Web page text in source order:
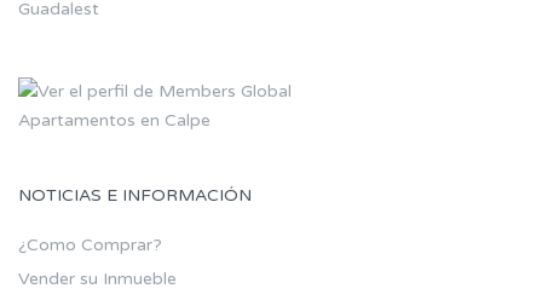
Guadalest
Apartamentos en Calpe
NOTICIAS E INFORMACIÓN
¿Como Comprar?
Vender su Inmueble